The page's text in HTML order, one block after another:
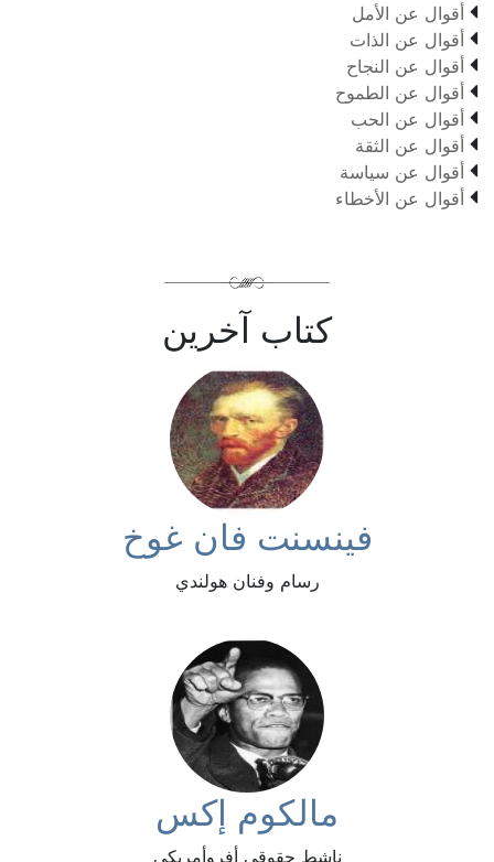
 أقوال عن الأمل
 أقوال عن الذات
 أقوال عن النجاح
 أقوال عن الطموح
 أقوال عن الحب
 أقوال عن الثقة
 أقوال عن سياسة
 أقوال عن الأخطاء
كتاب آخرين
فينسنت فان غوخ
رسام وفنان هولندي
مالكوم إكس
ناشط حقوقي أفروأمريكي